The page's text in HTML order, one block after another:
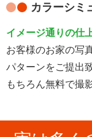
カラーシミ
イメージ通りの仕
お客様のお家の写
パターンをご提出
もちろん無料で撮